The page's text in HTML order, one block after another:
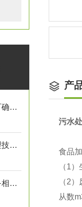
正确使用口腔牙科污水处理设备可确保处理效果
口腔牙科污水处理设备的相关处理技术介绍
口腔牙科污水处理设备与传统设备相比的优势介绍
产
污水
食品
（1
（2
从数